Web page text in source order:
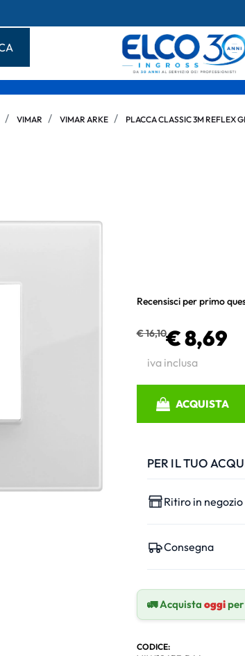
VIMAR VIMAR ARKE PLACCA CLASSIC 3M REFLEX
Recensisci per primo
€ 16,10€ 8,69
iva inclusa
ACQUISTA
PER IL TUO
Ritiro in negozio
Consegna
🚛 Acquista oggiper
CODICE: